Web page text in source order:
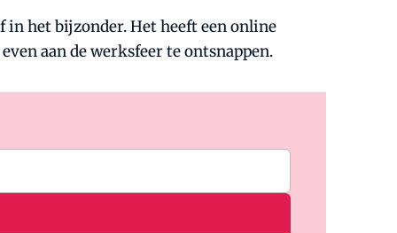
in het bijzonder. Het heeft een online
aan de werksfeer te ontsnappen.